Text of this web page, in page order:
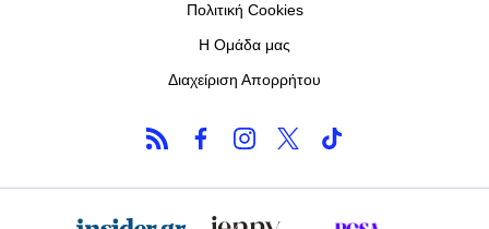
Πολιτική Cookies
Η Ομάδα μας
Διαχείριση Απορρήτου